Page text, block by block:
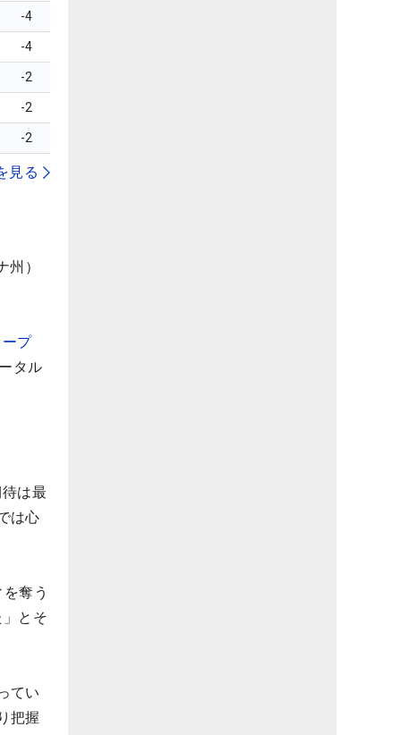
-4
-4
-2
-2
-2
見る
）
プ
タル
は最
は心
奪う
とそ
てい
把握